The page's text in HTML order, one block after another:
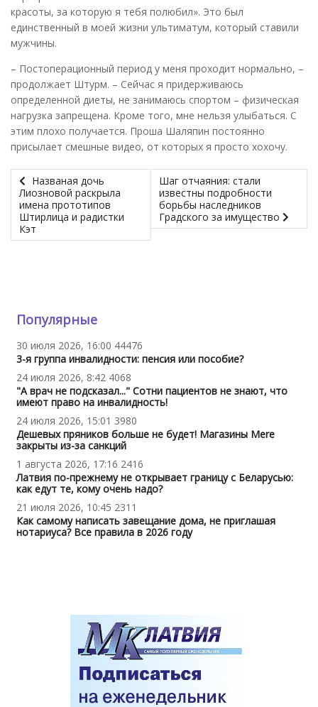
красоты, за которую я тебя полюбил». Это был
единственный в моей жизни ультиматум, который ставили
мужчины.
– Постоперационный период у меня проходит нормально, –
продолжает Штурм. – Сейчас я придерживаюсь
определенной диеты, не занимаюсь спортом – физическая
нагрузка запрещена. Кроме того, мне нельзя улыбаться. С
этим плохо получается. Проша Шаляпин постоянно
присылает смешные видео, от которых я просто хохочу.
Названая дочь
Лиозновой раскрыла
имена прототипов
Штирлица и радистки
Кэт
Шаг отчаяния: стали
известны подробности
борьбы наследников
Градского за имущество
Популярные
30 июля 2026, 16:00 44476
3-я группа инвалидности: пенсия или пособие?
24 июля 2026, 8:42 4068
"А врач не подсказал..." Сотни пациентов не знают, что
имеют право на инвалидность!
24 июля 2026, 15:01 3980
Дешевых пряников больше не будет! Магазины Mere
закрыты из-за санкций
1 августа 2026, 17:16 2416
Латвия по-прежнему не открывает границу с Беларусью:
как едут те, кому очень надо?
21 июля 2026, 10:45 2311
Как самому написать завещание дома, не приглашая
нотариуса? Все правила в 2026 году